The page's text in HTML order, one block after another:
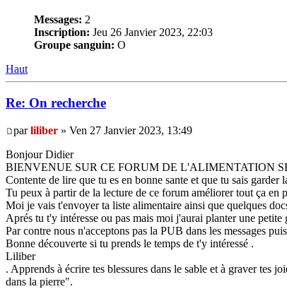
Messages: 2
Inscription: Jeu 26 Janvier 2023, 22:03
Groupe sanguin: O
Haut
Re: On recherche
parliliber » Ven 27 Janvier 2023, 13:49
Bonjour Didier
BIENVENUE SUR CE FORUM DE L'ALIMENTATION
Contente de lire que tu es en bonne sante et que tu sais garder
Tu peux à partir de la lecture de ce forum améliorer tout ça en
Moi je vais t'envoyer ta liste alimentaire ainsi que quelques
Aprés tu t'y intéresse ou pas mais moi j'aurai planter une
Par contre nous n'acceptons pas la PUB dans les messages
Bonne découverte si tu prends le temps de t'y intéressé .
Liliber
. Apprends à écrire tes blessures dans le sable et à graver tes
dans la pierre".